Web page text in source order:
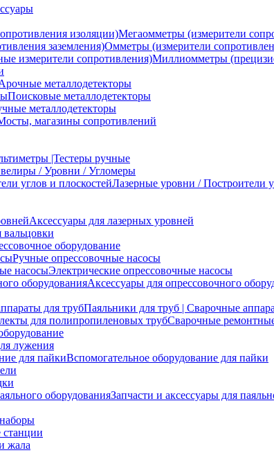
Мегаомметры (измерители
Омметры (измерители
Миллиомметры
металлодетекторы
Поисковые металлодетекторы
металлодетекторы
магазины сопротивлений
|Тестеры ручные
/ Уровни / Угломеры
Лазерные уровни / Построители
Аксессуары для лазерных уровней
оборудование
Ручные опрессовочные насосы
Электрические опрессовочные насосы
Аксессуары для опрессовочного
Паяльники для труб | Сварочные
Сварочные
лужения
Вспомогательное оборудование для пайки
Запчасти и аксессуары для
жала